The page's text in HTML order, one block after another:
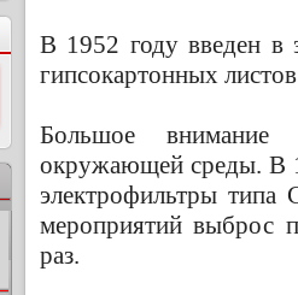
В 1952 году введен в
гипсокартонных
Большое внимание
окружающей среды. В
электрофильтры типа
мероприятий выброс
раз.